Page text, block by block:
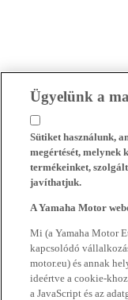
Ügyelünk a
Sütiket használunk,
megértését, melynek
termékeinket,
javíthatjuk.
A Yamaha Motor
Mi (a Yamaha Motor
kapcsolódó
motor.eu) és annak
ideértve a cookie-
a JavaScript és az